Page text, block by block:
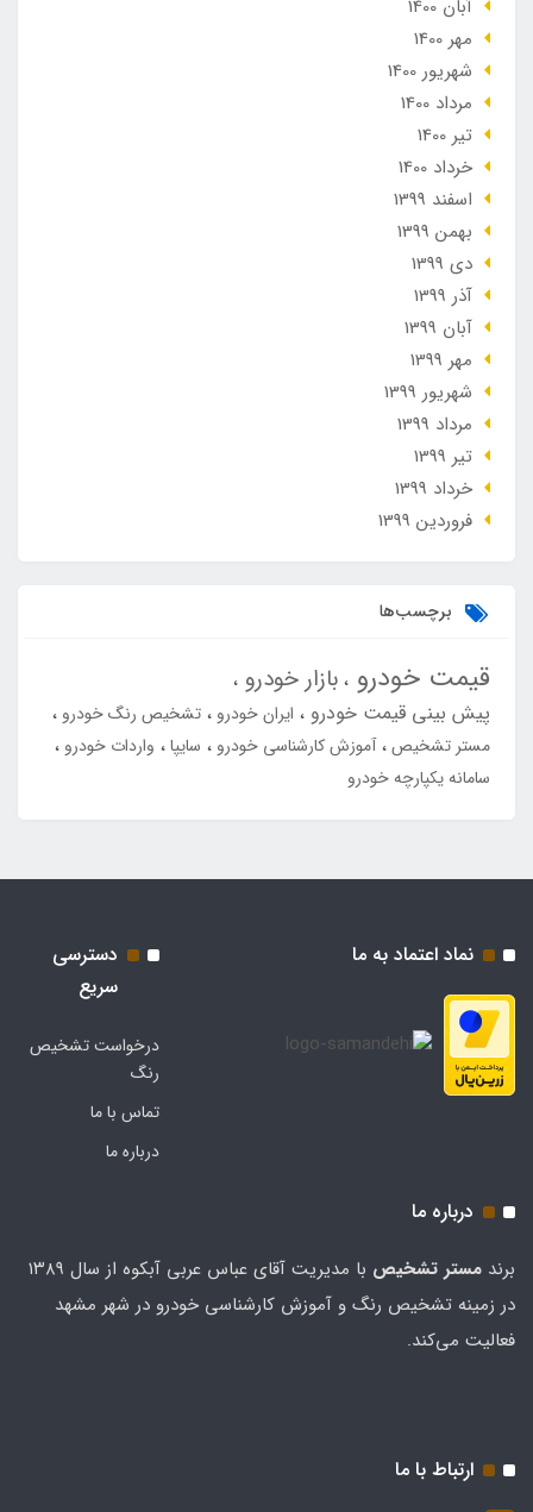
آبان 1400
مهر 1400
شهریور 1400
مرداد 1400
تير 1400
خرداد 1400
اسفند 1399
بهمن 1399
دی 1399
آذر 1399
آبان 1399
مهر 1399
شهریور 1399
مرداد 1399
تير 1399
خرداد 1399
فروردین 1399
برچسب‌ها
قیمت خودرو بازار خودرو
پیش بینی قیمت خودرو ایران خودرو
تشخیص رنگ خودرو
مستر تشخیص آموزش کارشناسی خودرو سایپا
واردات خودرو
سامانه یکپارچه خودرو
نماد اعتماد به ما
دسترسی
سریع
درخواست تشخیص
رنگ
تماس با ما
درباره ما
درباره ما
برند مستر تشخيص
با مدیریت آقای عباس عربی آبکوه از سال ۱۳۸۹
در زمینه تشخیص رنگ و آموزش کارشناسی خودرو در شهر مشهد
فعالیت می‌کند.
ارتباط با ما